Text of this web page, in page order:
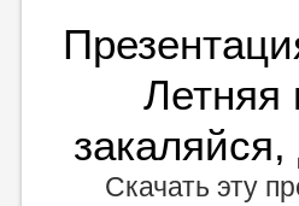
Летняя
закаляйся,
Скачать эту